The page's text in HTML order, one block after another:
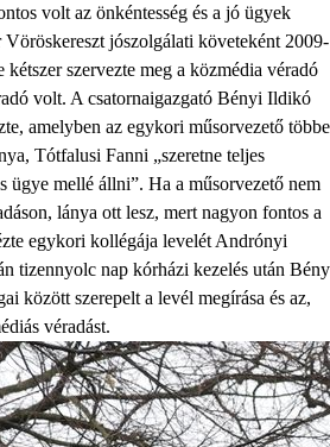
volt az önkéntesség és a jó ügyek
jószolgálati követeként 2009-
kétszer szervezte meg a közmédia véradó
volt. A csatornaigazgató Bényi Ildikó
amelyben az egykori műsorvezető
Tótfalusi Fanni „szeretne teljes
ügye mellé állni”. Ha a műsorvezető nem
lánya ott lesz, mert nagyon fontos a
egykori kollégája levelét Andrónyi
tizennyolc nap kórházi kezelés után
között szerepelt a levél megírása és az,
véradást.